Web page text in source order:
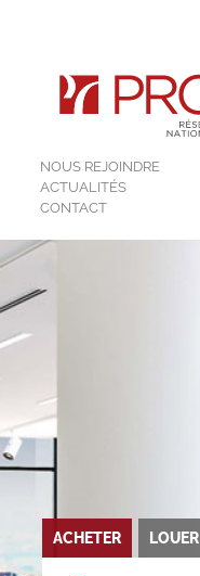
NOUS REJOINDRE
ACTUALITÉS
CONTACT
ACHETER LOUER